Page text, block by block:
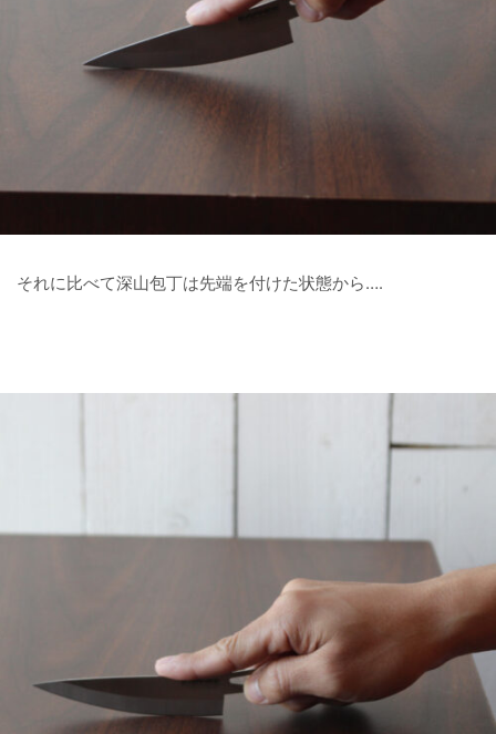
それに比べて深山包丁は先端を付けた状態から….